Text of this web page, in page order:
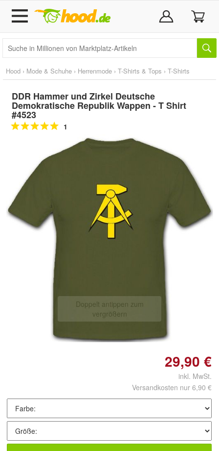
Hood › Mode & Schuhe › Herrenmode › T-Shirts & Tops › T-Shirts
DDR Hammer und Zirkel Deutsche
Demokratische Republik Wappen - T Shirt
#4523
1
Doppelt antippen zum
vergrößern
29,90 €
inkl. MwSt.
Versandkosten nur 6,90 €